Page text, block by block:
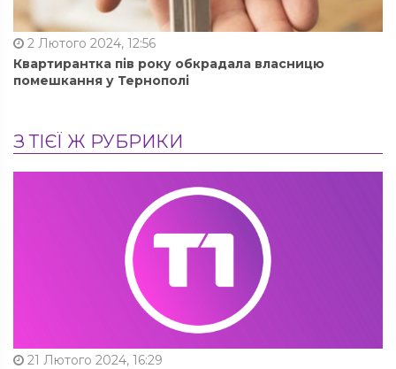
2 Лютого 2024, 12:56
Квартирантка пів року обкрадала власницю
помешкання у Тернополі
З ТІЄЇ Ж РУБРИКИ
21 Лютого 2024, 16:29